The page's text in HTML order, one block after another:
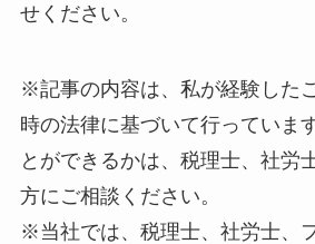
せください。
※記事の内容は、私が経験した
時の法律に基づいて行っていま
とができるかは、税理士、社労
方にご相談ください。
※当社では、税理士、社労士、